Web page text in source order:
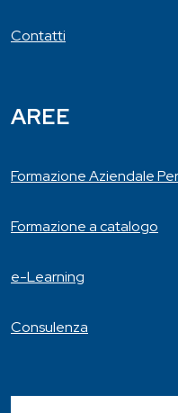
Contatti
AREE
Formazione Aziendale
Formazione a catalogo
e-Learning
Consulenza